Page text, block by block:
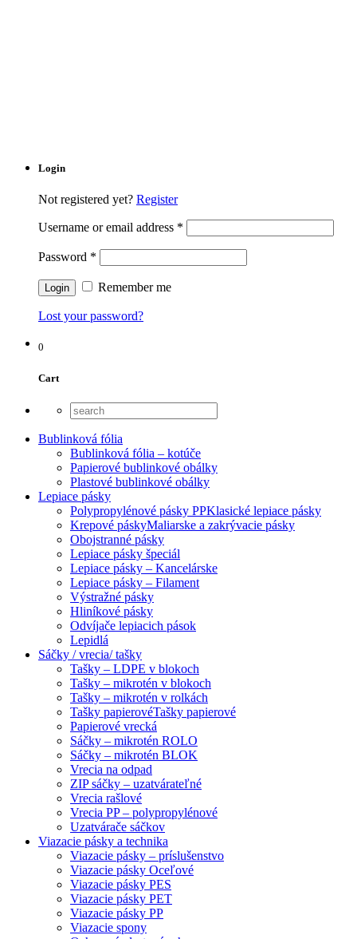
Login
Not registered yet? Register
Username or email address *
Password *
Remember me
Lost your password?
0
Cart
Bublinková fólia
Bublinková fólia – kotúče
Papierové bublinkové obálky
Plastové bublinkové obálky
Lepiace pásky
Polypropylénové pásky PPKlasické lepiace pásky
Krepové páskyMaliarske a zakrývacie pásky
Obojstranné pásky
Lepiace pásky špeciál
Lepiace pásky – Kancelárske
Lepiace pásky – Filament
Výstražné pásky
Hliníkové pásky
Odvíjače lepiacich pások
Lepidlá
Sáčky / vrecia/ tašky
Tašky – LDPE v blokoch
Tašky – mikrotén v blokoch
Tašky – mikrotén v rolkách
Tašky papierovéTašky papierové
Papierové vrecká
Sáčky – mikrotén ROLO
Sáčky – mikrotén BLOK
Vrecia na odpad
ZIP sáčky – uzatvárateľné
Vrecia rašlové
Vrecia PP – polypropylénové
Uzatvárače sáčkov
Viazacie pásky a technika
Viazacie pásky – príslušenstvo
Viazacie pásky Oceľové
Viazacie pásky PES
Viazacie pásky PET
Viazacie pásky PP
Viazacie spony